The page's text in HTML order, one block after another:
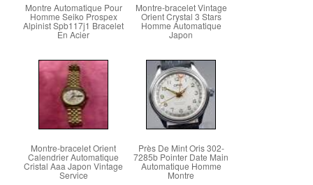
Montre Automatique Pour
Homme Seiko Prospex
Alpinist Spb117j1 Bracelet
En Acier
Montre-bracelet Vintage
Orient Crystal 3 Stars
Homme Automatique
Japon
Montre-bracelet Orient
Calendrier Automatique
Cristal Aaa Japon Vintage
Service
Près De Mint Oris 302-
7285b Pointer Date Main
Automatique Homme
Montre